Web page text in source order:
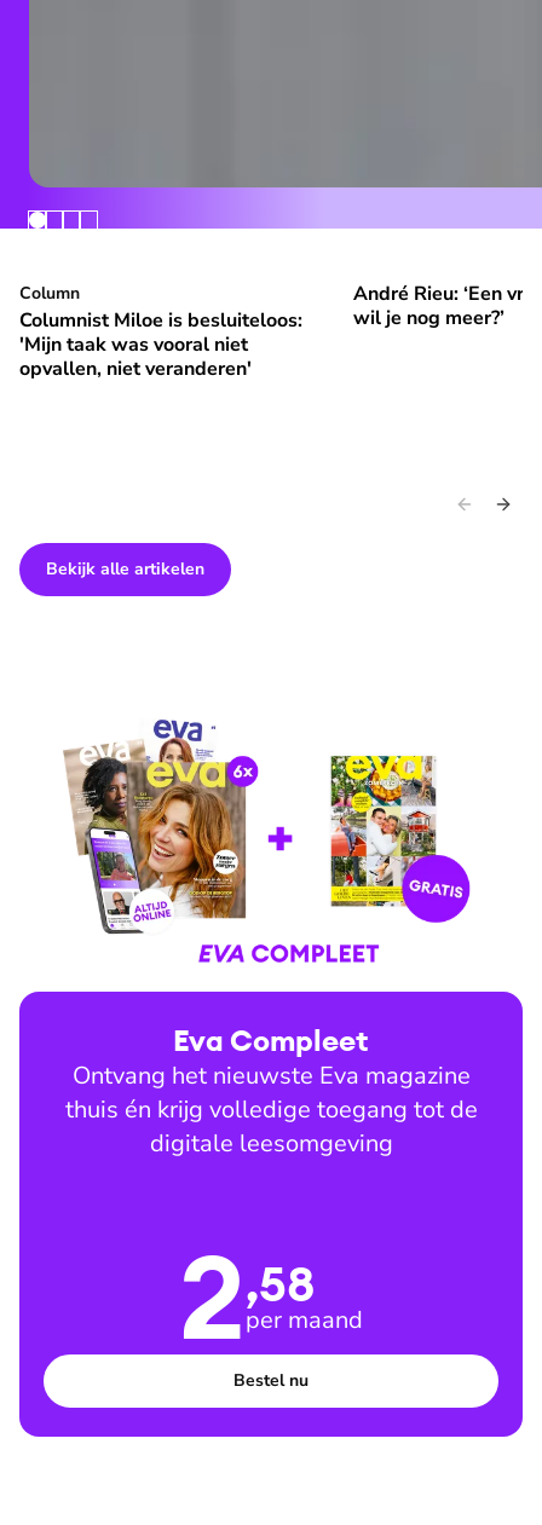
Columnist Miloe is besluiteloos: 'Mijn taak was vooral niet
⭐ Premium
Column
Columnist Miloe is besluiteloos:
'Mijn taak was vooral niet
opvallen, niet veranderen'
André Rieu: ‘Een
⭐Premium
André Rieu: ‘Een
wil je nog meer?’
Bekijk alle artikelen
Eva Compleet
Ontvang het nieuwste Eva magazine
thuis én krijg volledige toegang tot de
digitale leesomgeving
2,58
per maand
Bestel nu